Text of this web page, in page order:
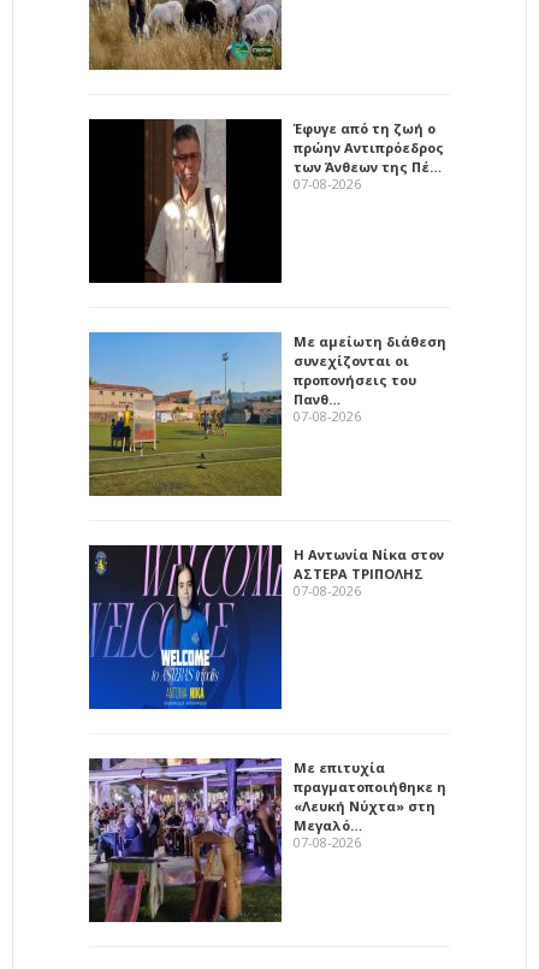
Έφυγε από τη ζωή ο
πρώην Αντιπρόεδρος
των Άνθεων της Πέ…
07-08-2026
Με αμείωτη διάθεση
συνεχίζονται οι
προπονήσεις του
Πανθ…
07-08-2026
Η Αντωνία Νίκα στον
ΑΣΤΕΡΑ ΤΡΙΠΟΛΗΣ
07-08-2026
Με επιτυχία
πραγματοποιήθηκε η
«Λευκή Νύχτα» στη
Μεγαλό…
07-08-2026